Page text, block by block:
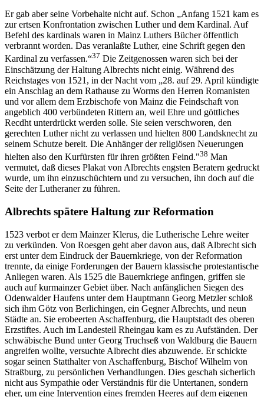
Er gab aber seine Vorbehalte nicht auf. Schon „Anfang 1521 kam es
zur ertsen Konfrontation zwischen Luther und dem Kardinal. Auf
Befehl des kardinals waren in Mainz Luthers Bücher öffentlich
verbrannt worden. Das veranlaßte Luther, eine Schrift gegen den
Kardinal zu verfassen.“37 Die Zeitgenossen waren sich bei der
Einschätzung der Haltung Albrechts nicht einig. Während des
Reichstages von 1521, in der Nacht vom „28. auf 29. April kündigte
ein Anschlag an dem Rathause zu Worms den Herren Romanisten
und vor allem dem Erzbischofe von Mainz die Feindschaft von
angeblich 400 verbündeten Rittern an, weil Ehre und göttliches
Recdht unterdrückt werden solle. Sie seien verschworen, den
gerechten Luther nicht zu verlassen und hielten 800 Landsknecht zu
seinem Schutze bereit. Die Anhänger der religiösen Neuerungen
hielten also den Kurfürsten für ihren größten Feind."38 Man
vermutet, daß dieses Plakat von Albrechts engsten Beratern gedruckt
wurde, um ihn einzuschüchtern und zu versuchen, ihn doch auf die
Seite der Lutheraner zu führen.
Albrechts spätere Haltung zur Reformation
1523 verbot er dem Mainzer Klerus, die Lutherische Lehre weiter
zu verkünden. Von Roesgen geht aber davon aus, daß Albrecht sich
erst unter dem Eindruck der Bauernkriege, von der Reformation
trennte, da einige Forderungen der Bauern klassische protestantische
Anliegen waren. Als 1525 die Bauernkriege anfingen, griffen sie
auch auf kurmainzer Gebiet über. Nach anfänglichen Siegen des
Odenwalder Haufens unter dem Hauptmann Georg Metzler schloß
sich ihm Götz von Berlichingen, ein Gegner Albrechts, und neun
Städte an. Sie erobeerten Aschaffenburg, die Hauptstadt des oberen
Erzstiftes. Auch im Landesteil Rheingau kam es zu Aufständen. Der
schwäbische Bund unter Georg Truchseß von Waldburg die Bauern
angreifen wollte, versuchte Albrecht dies abzuwende. Er schickte
sogar seinen Statthalter von Aschaffenburg, Bischof Wilhelm von
Straßburg, zu persönlichen Verhandlungen. Dies geschah sicherlich
nicht aus Sympathie oder Verständnis für die Untertanen, sondern
eher, um eine Intervention eines fremden Heeres auf dem eigenen